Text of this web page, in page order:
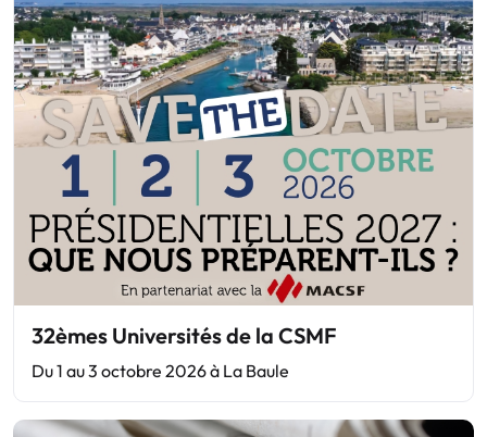
32èmes Universités de la CSMF
Du 1 au 3 octobre 2026 à La Baule